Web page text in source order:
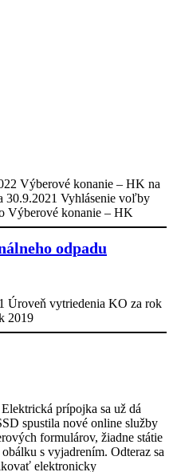
Výberové konanie – HK na
30.9.2021 Vyhlásenie voľby
Výberové konanie – HK
odpadu
Úroveň vytriedenia KO za rok
2019
prípojka sa už dá
spustila nové online služby
formulárov, žiadne státie
s vyjadrením. Odteraz sa
elektronicky